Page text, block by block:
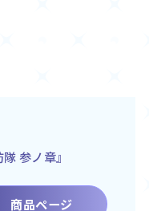
参ノ章』
商品ページ